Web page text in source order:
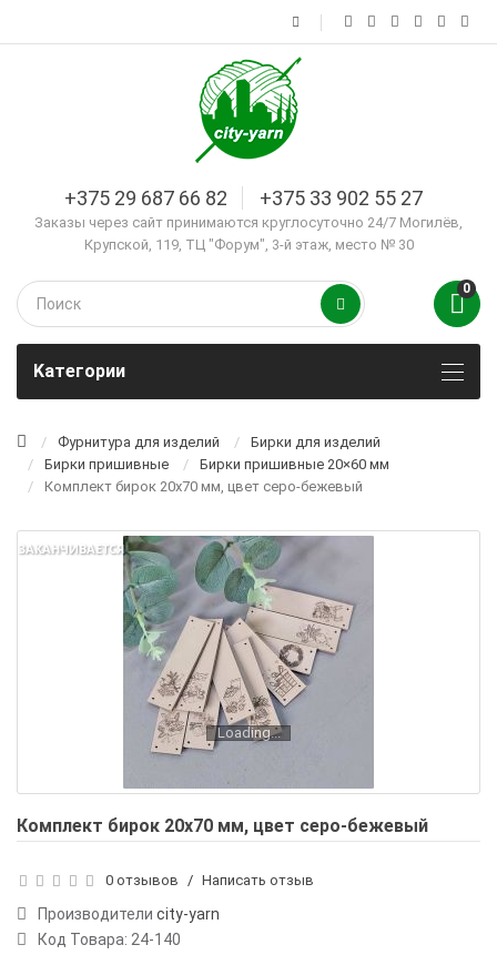
+375 29 687 66 82 +375 33 902 55 27
Заказы через сайт принимаются круглосуточно 24/7 Могилёв,
Крупской, 119, ТЦ "Форум", 3-й этаж, место № 30
0
Kатегории
Фурнитура для изделий
Бирки для изделий
Бирки пришивные
Бирки пришивные 20×60 мм
Комплект бирок 20х70 мм, цвет серо-бежевый
ЗАКАНЧИВАЕТСЯ
Loading...
Комплект бирок 20х70 мм, цвет серо-бежевый
0 отзывов / Написать отзыв
Производители city-yarn
Код Товара: 24-140